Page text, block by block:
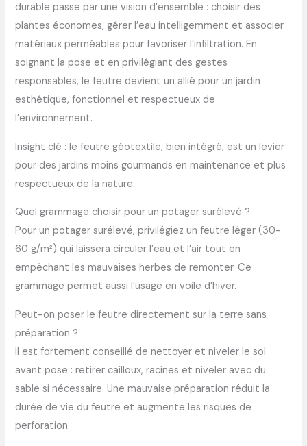
durable passe par une vision d’ensemble : choisir des
plantes économes, gérer l’eau intelligemment et associer
matériaux perméables pour favoriser l’infiltration. En
soignant la pose et en privilégiant des gestes
responsables, le feutre devient un allié pour un jardin
esthétique, fonctionnel et respectueux de
l’environnement.
Insight clé : le feutre géotextile, bien intégré, est un levier
pour des jardins moins gourmands en maintenance et plus
respectueux de la nature.
Quel grammage choisir pour un potager surélevé ?
Pour un potager surélevé, privilégiez un feutre léger (30-
60 g/m²) qui laissera circuler l’eau et l’air tout en
empêchant les mauvaises herbes de remonter. Ce
grammage permet aussi l’usage en voile d’hiver.
Peut-on poser le feutre directement sur la terre sans
préparation ?
Il est fortement conseillé de nettoyer et niveler le sol
avant pose : retirer cailloux, racines et niveler avec du
sable si nécessaire. Une mauvaise préparation réduit la
durée de vie du feutre et augmente les risques de
perforation.